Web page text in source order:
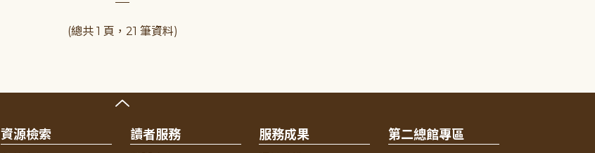
(總共 1 頁，21 筆資料)
資源檢索 讀者服務 服務成果 第二總館專區